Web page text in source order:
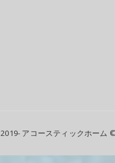
2019- アコースティックホーム